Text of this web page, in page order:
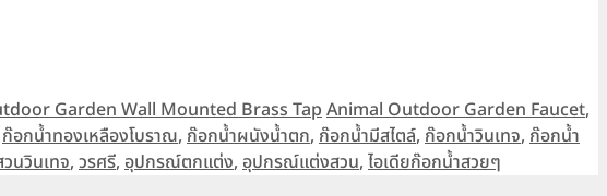
Garden Wall Mounted Brass Tap Tags
Animal Outdoor Garden Faucet,
ก๊อกน้ำทองเหลืองโบราณ, ก๊อกน้ำผนังน้ำตก, ก๊อกน้ำมีสไตล์, ก๊อกน้ำวินเทจ, ก๊อกน้ำ
นวินเทจ, วรศรี, อุปกรณ์ตกแต่ง, อุปกรณ์แต่งสวน, ไอเดียก๊อกน้ำสวยๆ